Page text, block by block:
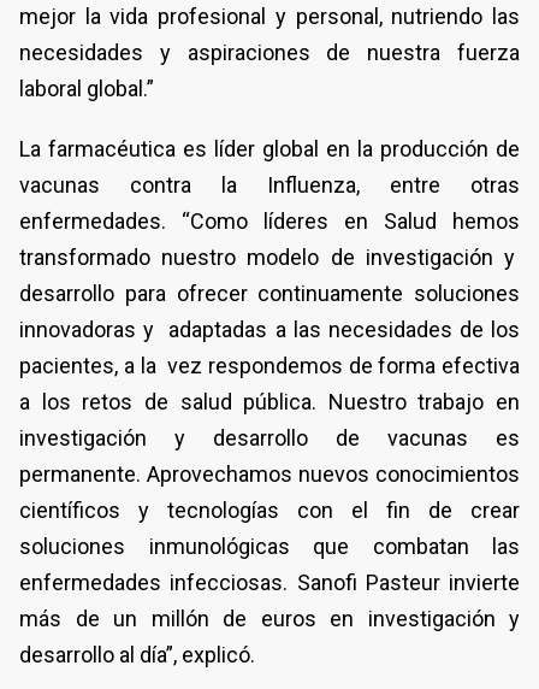
mejor la vida profesional y personal, nutriendo las
necesidades y aspiraciones de nuestra fuerza
laboral global.”
La farmacéutica es líder global en la producción de
vacunas contra la Influenza, entre otras
enfermedades. “Como líderes en Salud hemos
transformado nuestro modelo de investigación y
desarrollo para ofrecer continuamente soluciones
innovadoras y adaptadas a las necesidades de los
pacientes, a la vez respondemos de forma efectiva
a los retos de salud pública. Nuestro trabajo en
investigación y desarrollo de vacunas es
permanente. Aprovechamos nuevos conocimientos
científicos y tecnologías con el fin de crear
soluciones inmunológicas que combatan las
enfermedades infecciosas. Sanofi Pasteur invierte
más de un millón de euros en investigación y
desarrollo al día”, explicó.